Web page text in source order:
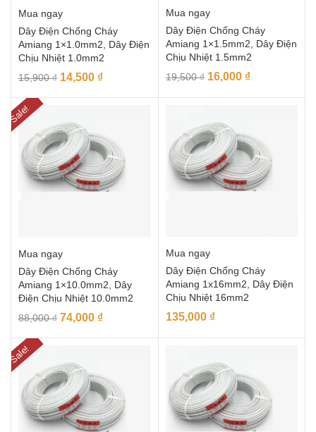
Mua ngay
Dây Điện Chống Cháy
Amiang 1×1.0mm2, Dây Điện
Chịu Nhiệt 1.0mm2
15,900₫ 14,500 ₫
Mua ngay
Dây Điện Chống Cháy
Amiang 1×1.5mm2, Dây Điện
Chịu Nhiệt 1.5mm2
19,500₫ 16,000 ₫
Sale!
Mua ngay
Dây Điện Chống Cháy
Amiang 1×10.0mm2, Dây
Điện Chịu Nhiệt 10.0mm2
88,000₫ 74,000 ₫
Mua ngay
Dây Điện Chống Cháy
Amiang 1x16mm2, Dây Điện
Chịu Nhiệt 16mm2
135,000 ₫
Sale!